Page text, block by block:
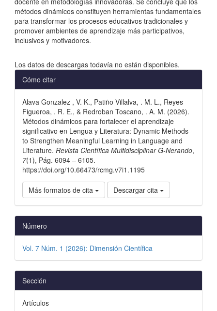
métodos dinámicos constituyen herramientas fundamentales
para transformar los procesos educativos tradicionales y
promover ambientes de aprendizaje más participativos,
inclusivos y motivadores.
Los datos de descargas todavía no están disponibles.
Detalles
del
artículo
Cómo citar
Alava Gonzalez , V. K., Patiño Villalva, . M. L., Reyes
Figueroa, . R. E., & Redroban Toscano, . A. M. (2026).
Métodos dinámicos para fortalecer el aprendizaje
significativo en Lengua y Literatura: Dynamic Methods
to Strengthen Meaningful Learning in Language and
Literature. Revista Científica Multidisciplinar G-Nerando,
7(1), Pág. 6094 – 6105.
https://doi.org/10.66473/rcmg.v7i1.1195
Más formatos de cita Descargar cita
Número
Vol. 7 Núm. 1 (2026): Dimensión Científica
Sección
Artículos